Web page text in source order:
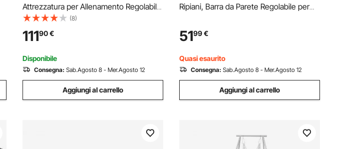
Attrezzatura per Allenamento Regolabile
in Altezza, Supporta 65 kg, Supporto
Indipendente con Base Appesantita,
Sacco per Allenamento Palestra Casa
(8)
11190€
Disponibile
Consegna: Sab.Agosto 8 - Mer.Agosto 12
Aggiungi al carrello
Ripiani, Barra da Parete Regolabile per
Canoe Tavola da Surf, SUP da Garage
per Spiaggia Mare, Carico max. 90,7 kg
5199€
Quasi esaurito
Consegna: Sab.Agosto 8 - Mer.Agosto 12
Aggiungi al carrello